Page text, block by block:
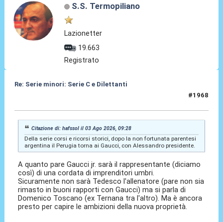
S.S. Termopiliano
Lazionetter
19.663
Registrato
Re: Serie minori: Serie C e Dilettanti
#1968
Citazione di: hafssol il 03 Ago 2026, 09:28
Della serie corsi e ricorsi storici, dopo la non fortunata parentesi
argentina il Perugia torna ai Gaucci, con Alessandro presidente.
A quanto pare Gaucci jr. sarà il rappresentante (diciamo
così) di una cordata di imprenditori umbri.
Sicuramente non sarà Tedesco l'allenatore (pare non sia
rimasto in buoni rapporti con Gaucci) ma si parla di
Domenico Toscano (ex Ternana tra l'altro). Ma è ancora
presto per capire le ambizioni della nuova proprietà.